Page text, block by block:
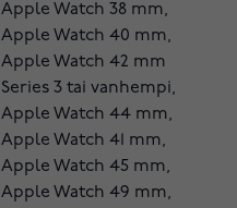
Apple Watch 38 mm,
Apple Watch 40 mm,
Apple Watch 42 mm
Series 3 tai vanhempi,
Apple Watch 44 mm,
Apple Watch 41 mm,
Apple Watch 45 mm,
Apple Watch 49 mm,